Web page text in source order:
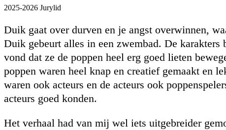
2025-2026 Jurylid
Duik gaat over durven en je angst overwinnen,
Duik gebeurt alles in een zwembad. De karakters
vond dat ze de poppen heel erg goed lieten
poppen waren heel knap en creatief gemaakt en
waren ook acteurs en de acteurs ook
acteurs goed konden.
Het verhaal had van mij wel iets uitgebreider